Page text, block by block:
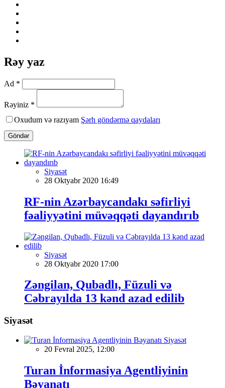
Rəy yaz
Ad *
Rəyiniz *
Oxudum və razıyam Şərh göndərmə qaydaları
Göndər
Siyasət
28 Oktyabr 2020 16:49
RF-nin Azərbaycandakı səfirliyi
fəaliyyətini müvəqqəti dayandırıb
Siyasət
28 Oktyabr 2020 17:00
Zəngilan, Qubadlı, Füzuli və
Cəbrayılda 13 kənd azad edilib
Siyasət
Siyasət
20 Fevral 2025, 12:00
Turan İnformasiya Agentliyinin
Bəyanatı